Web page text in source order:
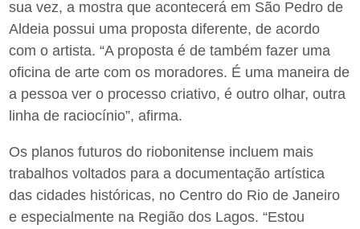
sua vez, a mostra que acontecerá em São Pedro de
Aldeia possui uma proposta diferente, de acordo
com o artista. “A proposta é de também fazer uma
oficina de arte com os moradores. É uma maneira de
a pessoa ver o processo criativo, é outro olhar, outra
linha de raciocínio”, afirma.
Os planos futuros do riobonitense incluem mais
trabalhos voltados para a documentação artística
das cidades históricas, no Centro do Rio de Janeiro
e especialmente na Região dos Lagos. “Estou